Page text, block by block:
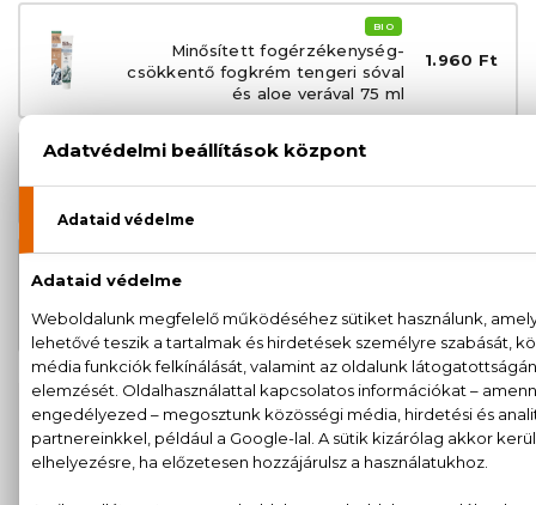
BIO
Minősített fogérzékenység-
csökkentő fogkrém tengeri sóval
és aloe verával 75 ml
1.960 Ft
Minősített multifunkcionális
matcha-val 75 ml
100% eredeti termékek,14 napos visszaküldési
garanciával
Kérdésed van, elakadtál? Hívd ügyfélszolgálatunkat:+36